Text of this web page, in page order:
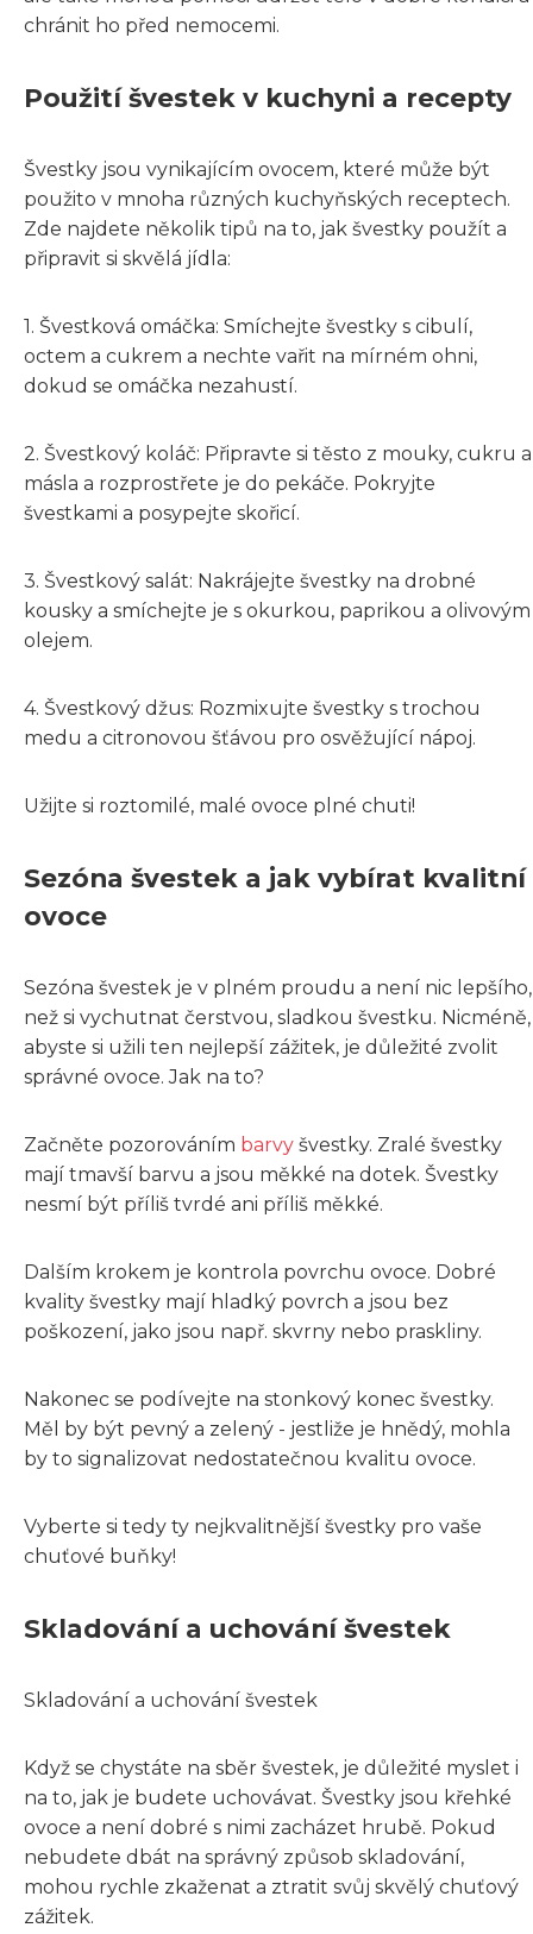
chránit ho před nemocemi.
Použití švestek v kuchyni a recepty
Švestky jsou vynikajícím ovocem, které může být
použito v mnoha různých kuchyňských receptech.
Zde najdete několik tipů na to, jak švestky použít a
připravit si skvělá jídla:
1. Švestková omáčka: Smíchejte švestky s cibulí,
octem a cukrem a nechte vařit na mírném ohni,
dokud se omáčka nezahustí.
2. Švestkový koláč: Připravte si těsto z mouky, cukru a
másla a rozprostřete je do pekáče. Pokryjte
švestkami a posypejte skořicí.
3. Švestkový salát: Nakrájejte švestky na drobné
kousky a smíchejte je s okurkou, paprikou a olivovým
olejem.
4. Švestkový džus: Rozmixujte švestky s trochou
medu a citronovou šťávou pro osvěžující nápoj.
Užijte si roztomilé, malé ovoce plné chuti!
Sezóna švestek a jak vybírat kvalitní
ovoce
Sezóna švestek je v plném proudu a není nic lepšího,
než si vychutnat čerstvou, sladkou švestku. Nicméně,
abyste si užili ten nejlepší zážitek, je důležité zvolit
správné ovoce. Jak na to?
Začněte pozorováním barvy švestky. Zralé švestky
mají tmavší barvu a jsou měkké na dotek. Švestky
nesmí být příliš tvrdé ani příliš měkké.
Dalším krokem je kontrola povrchu ovoce. Dobré
kvality švestky mají hladký povrch a jsou bez
poškození, jako jsou např. skvrny nebo praskliny.
Nakonec se podívejte na stonkový konec švestky.
Měl by být pevný a zelený - jestliže je hnědý, mohla
by to signalizovat nedostatečnou kvalitu ovoce.
Vyberte si tedy ty nejkvalitnější švestky pro vaše
chuťové buňky!
Skladování a uchování švestek
Skladování a uchování švestek
Když se chystáte na sběr švestek, je důležité myslet i
na to, jak je budete uchovávat. Švestky jsou křehké
ovoce a není dobré s nimi zacházet hrubě. Pokud
nebudete dbát na správný způsob skladování,
mohou rychle zkaženat a ztratit svůj skvělý chuťový
zážitek.